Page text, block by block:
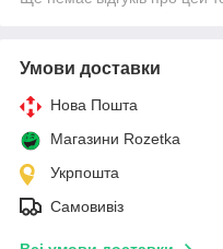
Умови доставки
Нова Пошта
Магазини Rozetka
Укрпошта
Самовивіз